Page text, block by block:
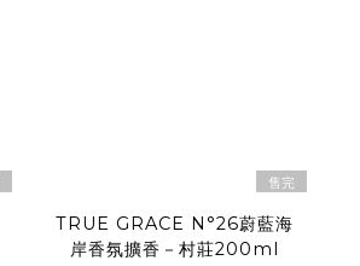
售完
TRUE GRACE N°26蔚藍海
岸香氛擴香－村莊200ml